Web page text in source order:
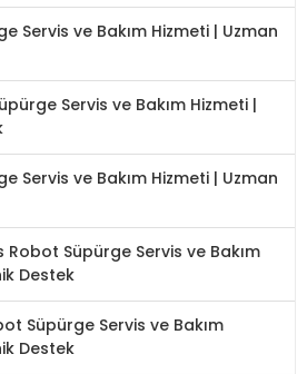
Servis ve Bakım Hizmeti | Uzman
Servis ve Bakım Hizmeti |
Servis ve Bakım Hizmeti | Uzman
Robot Süpürge Servis ve Bakım
Destek
Süpürge Servis ve Bakım
Destek